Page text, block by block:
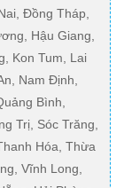
Đồng Tháp,
Hậu Giang,
Kon Tum, Lai
Nam Định,
Bình,
Trị, Sóc Trăng,
Hóa, Thừa
Vĩnh Long,